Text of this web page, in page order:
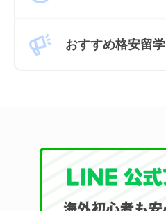
おすすめ格安留学